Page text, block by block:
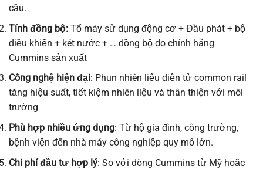
cầu.
Tính đồng bộ: Tổ máy sử dụng động cơ + Đầu phát + bộ
điều khiển + két nước + … đồng bộ do chính hãng
Cummins sản xuất
Công nghệ hiện đại: Phun nhiên liệu điện tử common rail
tăng hiệu suất, tiết kiệm nhiên liệu và thân thiện với môi
trường
Phù hợp nhiều ứng dụng: Từ hộ gia đình, công trường,
bệnh viện đến nhà máy công nghiệp quy mô lớn.
Chi phí đầu tư hợp lý: So với dòng Cummins từ Mỹ hoặc